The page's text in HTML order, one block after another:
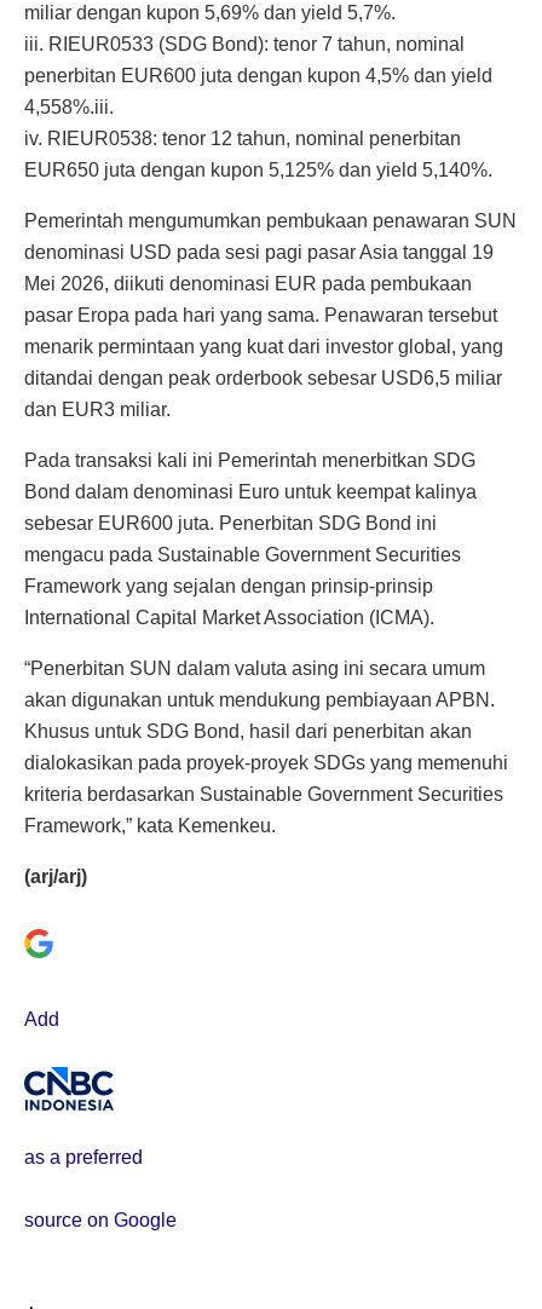
miliar dengan kupon 5,69% dan yield 5,7%.
iii. RIEUR0533 (SDG Bond): tenor 7 tahun, nominal
penerbitan EUR600 juta dengan kupon 4,5% dan yield
4,558%.iii.
iv. RIEUR0538: tenor 12 tahun, nominal penerbitan
EUR650 juta dengan kupon 5,125% dan yield 5,140%.
Pemerintah mengumumkan pembukaan penawaran SUN
denominasi USD pada sesi pagi pasar Asia tanggal 19
Mei 2026, diikuti denominasi EUR pada pembukaan
pasar Eropa pada hari yang sama. Penawaran tersebut
menarik permintaan yang kuat dari investor global, yang
ditandai dengan peak orderbook sebesar USD6,5 miliar
dan EUR3 miliar.
Pada transaksi kali ini Pemerintah menerbitkan SDG
Bond dalam denominasi Euro untuk keempat kalinya
sebesar EUR600 juta. Penerbitan SDG Bond ini
mengacu pada Sustainable Government Securities
Framework yang sejalan dengan prinsip-prinsip
International Capital Market Association (ICMA).
“Penerbitan SUN dalam valuta asing ini secara umum
akan digunakan untuk mendukung pembiayaan APBN.
Khusus untuk SDG Bond, hasil dari penerbitan akan
dialokasikan pada proyek-proyek SDGs yang memenuhi
kriteria berdasarkan Sustainable Government Securities
Framework,” kata Kemenkeu.
(arj/arj)
Add
as a preferred
source on Google